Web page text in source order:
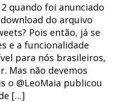
quando foi anunciado
do arquivo
Pois então, já se
e a funcionalidade
para nós brasileiros,
Mas não devemos
o @LeoMaia publicou
[…]